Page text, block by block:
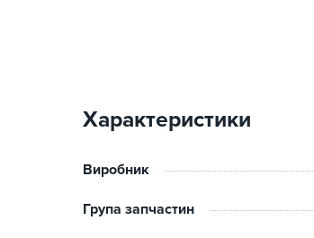
Характеристики
Виробник
Група запчастин